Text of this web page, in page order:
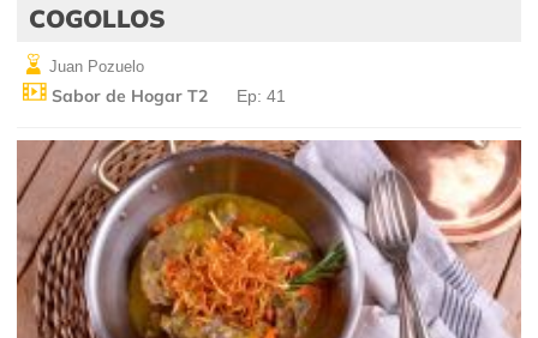
COGOLLOS
Juan Pozuelo
Sabor de Hogar T2 Ep: 41